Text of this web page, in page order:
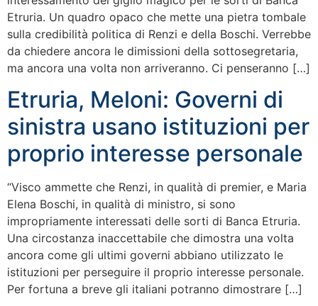
Etruria. Un quadro opaco che mette una pietra tombale
sulla credibilità politica di Renzi e della Boschi. Verrebbe
da chiedere ancora le dimissioni della sottosegretaria,
ma ancora una volta non arriveranno. Ci penseranno […]
Etruria, Meloni: Governi di
sinistra usano istituzioni per
proprio interesse personale
“Visco ammette che Renzi, in qualità di premier, e Maria
Elena Boschi, in qualità di ministro, si sono
impropriamente interessati delle sorti di Banca Etruria.
Una circostanza inaccettabile che dimostra una volta
ancora come gli ultimi governi abbiano utilizzato le
istituzioni per perseguire il proprio interesse personale.
Per fortuna a breve gli italiani potranno dimostrare […]